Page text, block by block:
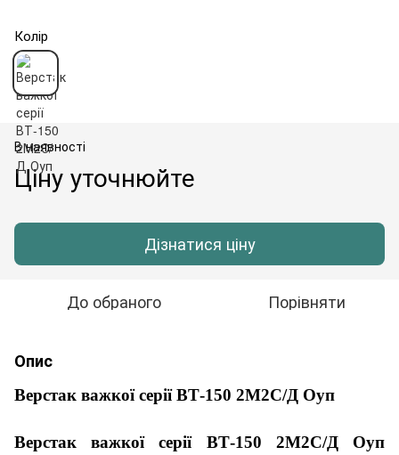
Колір
В наявності
Ціну уточнюйте
Дізнатися ціну
До обраного Порівняти
Опис
Верстак важкої серії ВТ-150 2М2С/Д Оуп
Верстак важкої серії ВТ-150 2М2С/Д Оуп